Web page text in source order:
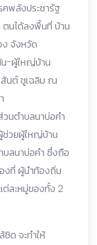
พลังประชารัฐ
ตนได้ลงพื้นที่ บ้าน
จังหวัด
น-ผู้ใหญ่บ้าน
นต์ ชูเฉลิม ณ
นตำบลนาบ่อคำ
ช่วยผู้ใหญ่บ้าน
บลนาบ่อคำ ซึ่งถือ
งที่ ผู้นำท้องถิ่น
ละหมู่ของทั้ง 2
ด จะทำให้